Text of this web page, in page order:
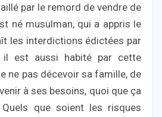
par le remord de vendre de
né musulman, qui a appris le
les interdictions édictées par
il est aussi habité par cette
ne pas décevoir sa famille, de
à ses besoins, quoi que ça
que soient les risques